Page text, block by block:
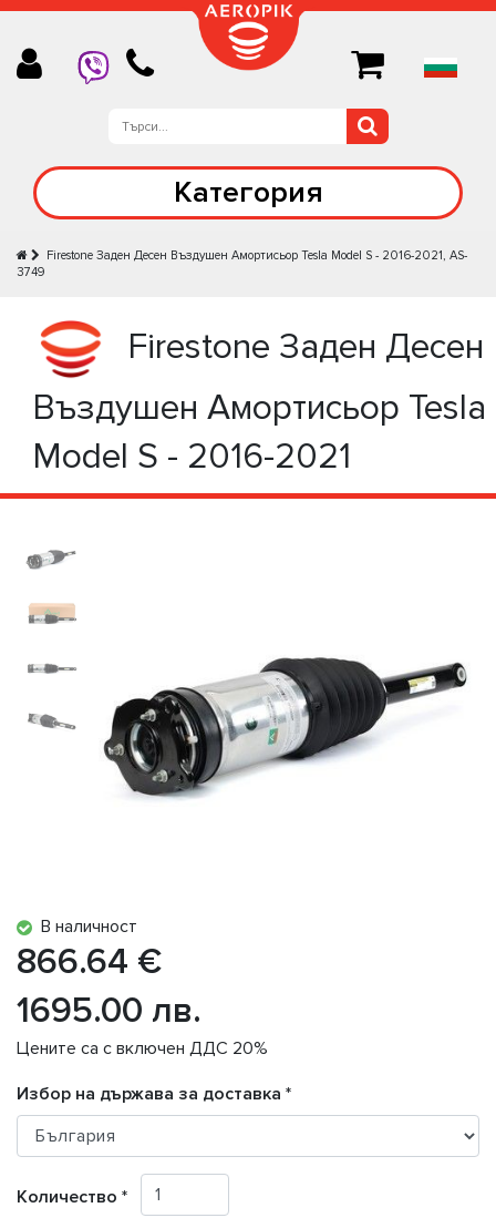
Категория
Firestone Задeн Десен Въздушен Амортисьор Tesla Model S - 2016-2021, AS-
3749
Firestone Задeн Десен
Въздушен Амортисьор Tesla
Model S - 2016-2021
В наличност
866.64 €
1695.00 лв.
Цените са с включен ДДС 20%
Избор на държава за доставка *
Количество *